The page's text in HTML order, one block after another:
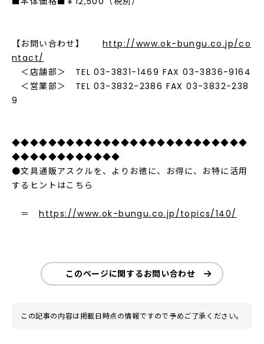
【お問い合わせ】 http://www.ok-bungu.co.jp/co
ntact/
＜店舗部＞ TEL 03-3831-1469 FAX 03-3836-9164
＜営業部＞ TEL 03-3832-2386 FAX 03-3832-238
9
◆◆◆◆◆◆◆◆◆◆◆◆◆◆◆◆◆◆◆◆◆◆◆◆◆◆
◆◆◆◆◆◆◆◆◆◆◆◆
●文具通販アスクルを、よりお徳に、お得に、お特に活用
するヒントはこちら
＝https://www.ok-bungu.co.jp/topics/140/
このページに関するお問い合わせ
この記事の内容は掲載日時点の情報ですので予めご了承ください。